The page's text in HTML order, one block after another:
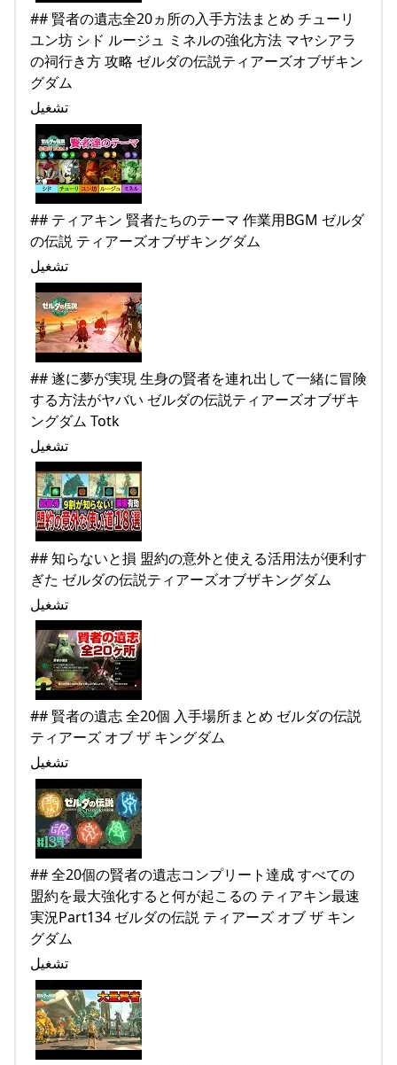
## 賢者の遺志全20ヵ所の入手方法まとめ チューリ
ユン坊 シド ルージュ ミネルの強化方法 マヤシアラ
の祠行き方 攻略 ゼルダの伝説ティアーズオブザキン
グダム
تشغيل
## ティアキン 賢者たちのテーマ 作業用BGM ゼルダ
の伝説 ティアーズオブザキングダム
تشغيل
## 遂に夢が実現 生身の賢者を連れ出して一緒に冒険
する方法がヤバい ゼルダの伝説ティアーズオブザキ
ングダム Totk
تشغيل
## 知らないと損 盟約の意外と使える活用法が便利す
ぎた ゼルダの伝説ティアーズオブザキングダム
تشغيل
## 賢者の遺志 全20個 入手場所まとめ ゼルダの伝説
ティアーズ オブ ザ キングダム
تشغيل
## 全20個の賢者の遺志コンプリート達成 すべての
盟約を最大強化すると何が起こるの ティアキン最速
実況Part134 ゼルダの伝説 ティアーズ オブ ザ キン
グダム
تشغيل